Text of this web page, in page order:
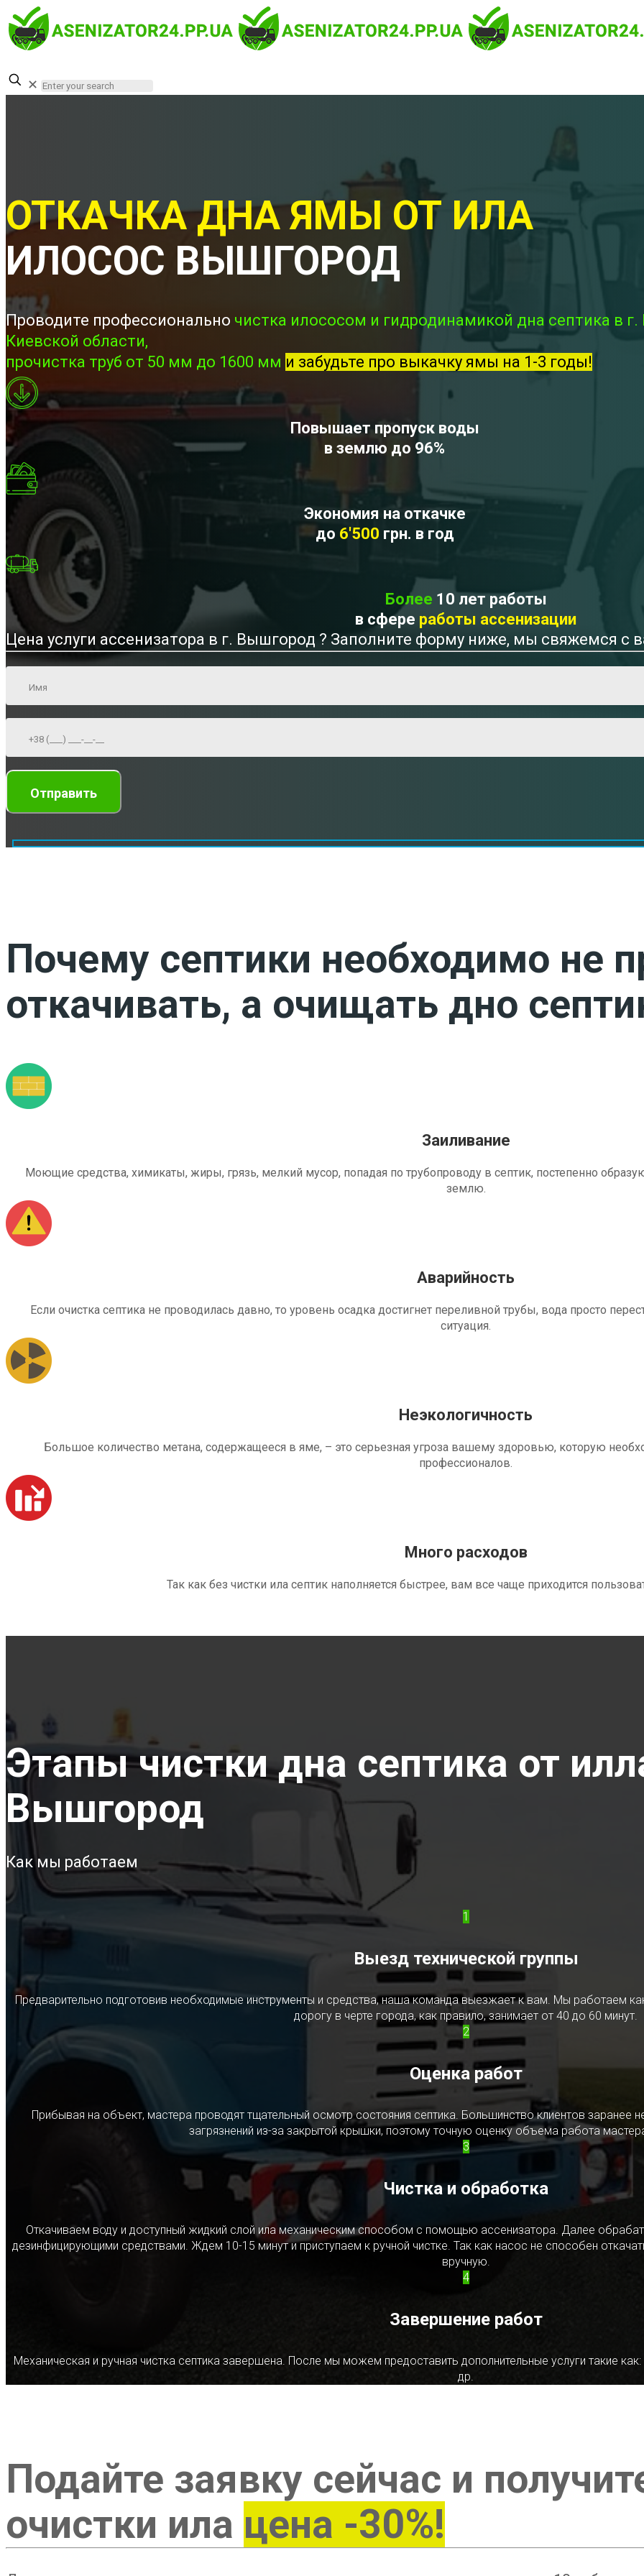
✕
ОТКАЧКА ДНА ЯМЫ ОТ ИЛА
ИЛОСОС ВЫШГОРОД
Проводите профессионально чистка илососом и гидродинамикой дна септика в
Киевской области,
прочистка труб от 50 мм до 1600 мм и забудьте про выкачку ямы на 1-3 годы!
Повышает пропуск воды
в землю до 96%
Экономия на откачке
до 6'500 грн. в год
Более 10 лет работы
в сфере работы ассенизации
Цена услуги ассенизатора в г. Вышгород ? Заполните форму ниже, мы свяжемся с
Почему септики необходимо не
откачивать, а очищать дно
Заиливание
Моющие средства, химикаты, жиры, грязь, мелкий мусор, попадая по трубопроводу в септик, постепенно
землю.
Аварийность
Если очистка септика не проводилась давно, то уровень осадка достигнет переливной трубы, вода просто
ситуация.
Неэкологичность
Большое количество метана, содержащееся в яме, – это серьезная угроза вашему здоровью, которую
профессионалов.
Много расходов
Так как без чистки ила септик наполняется быстрее, вам все чаще приходится
Этапы чистки дна септика от
Вышгород
Как мы работаем
1
Выезд технической группы
Предварительно подготовив необходимые инструменты и средства, наша команда выезжает к вам. Мы работаем
дорогу в черте города, как правило, занимает от 40 до 60 минут.
2
Оценка работ
Прибывая на объект, мастера проводят тщательный осмотр состояния септика. Большинство клиентов заранее
загрязнений из-за закрытой крышки, поэтому точную оценку объема работа
3
Чистка и обработка
Откачиваем воду и доступный жидкий слой ила механическим способом с помощью ассенизатора. Далее
дезинфицирующими средствами. Ждем 10-15 минут и приступаем к ручной чистке. Так как насос не способен
вручную.
4
Завершение работ
Механическая и ручная чистка септика завершена. После мы можем предоставить дополнительные услуги такие
др.
Подайте заявку сейчас и
очистки ила цена -30%!